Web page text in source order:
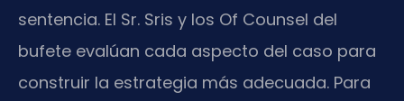
sentencia. El Sr. Sris y los Of Counsel del
bufete evalúan cada aspecto del caso para
construir la estrategia más adecuada. Para